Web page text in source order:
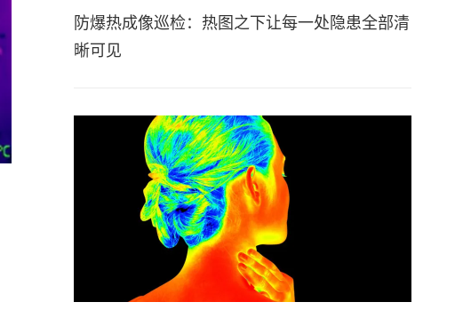
防爆热成像巡检：热图之下让每一处隐患全部清
晰可见